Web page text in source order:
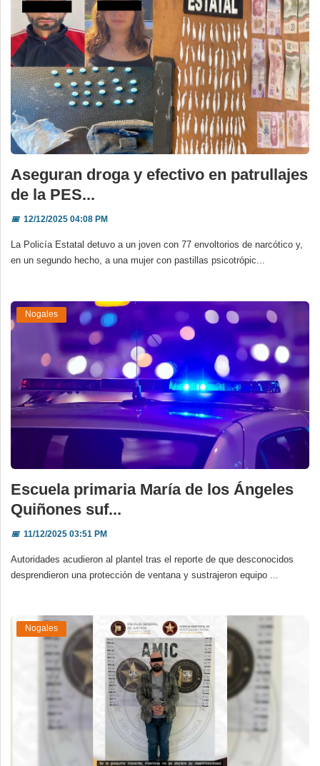
Aseguran droga y efectivo en patrullajes
de la PES...
📅12/12/2025 04:08 PM
La Policía Estatal detuvo a un joven con 77 envoltorios de narcótico y,
en un segundo hecho, a una mujer con pastillas psicotrópic...
Nogales
Escuela primaria María de los Ángeles
Quiñones suf...
📅11/12/2025 03:51 PM
Autoridades acudieron al plantel tras el reporte de que desconocidos
desprendieron una protección de ventana y sustrajeron equipo ...
Nogales